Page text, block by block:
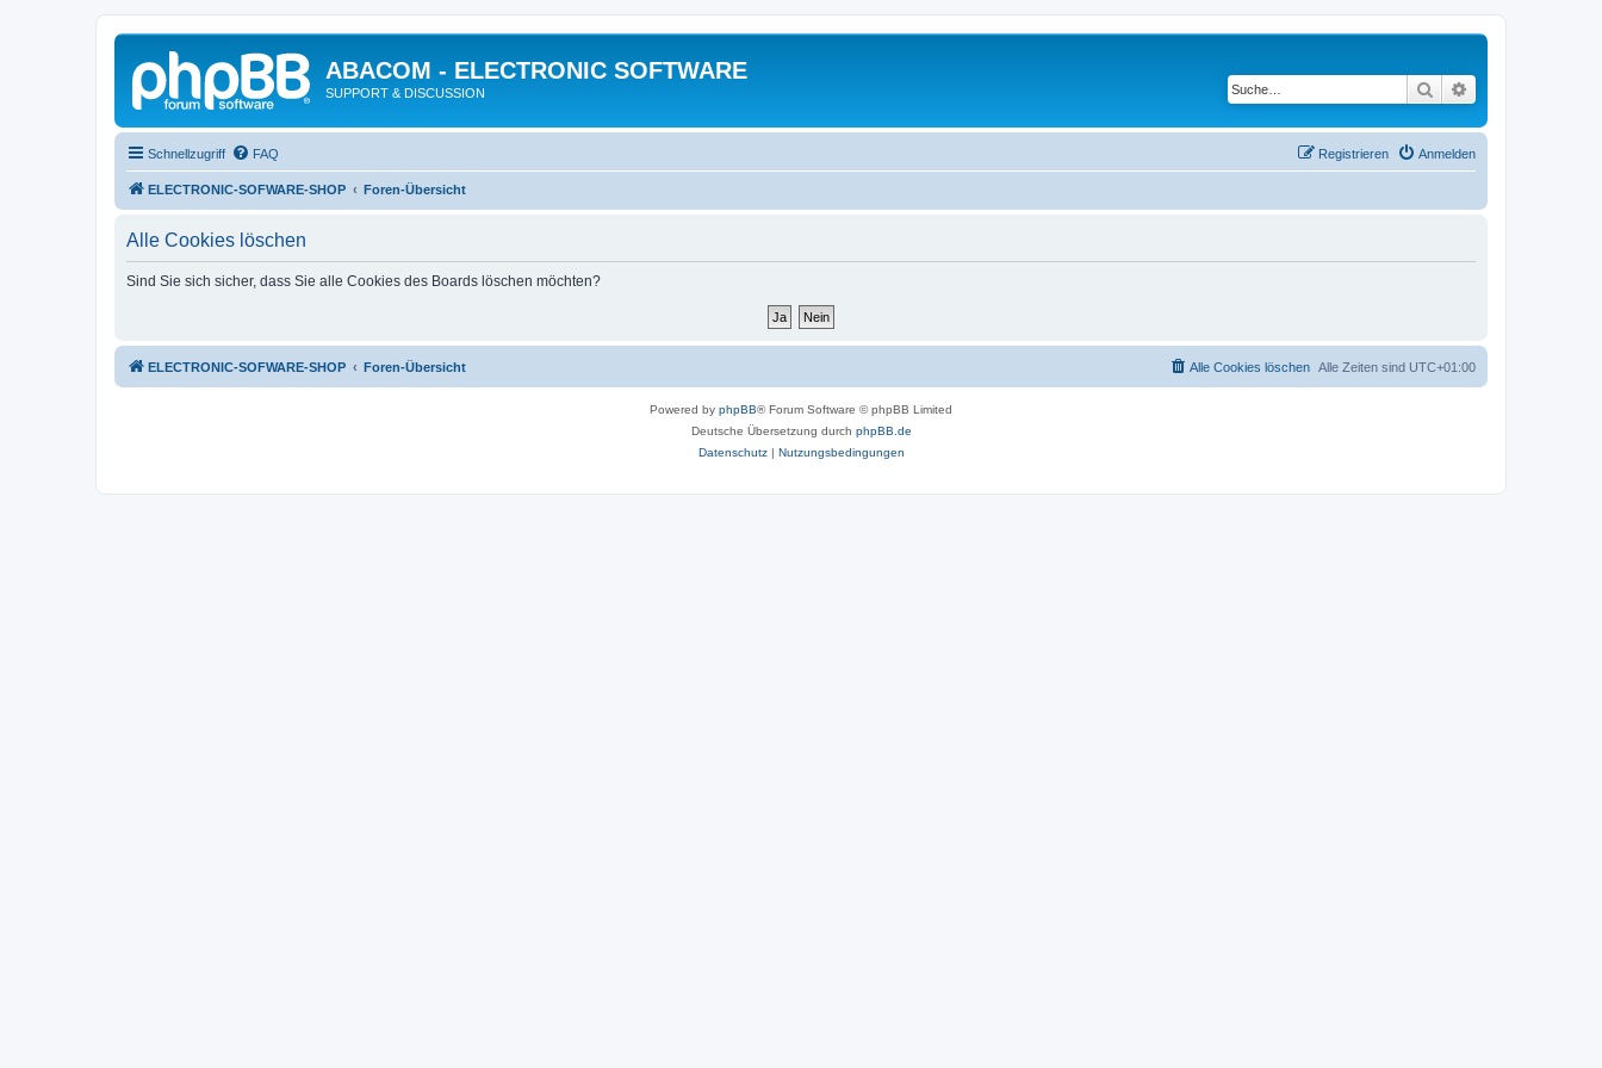
ABACOM - ELECTRONIC SOFTWARE
SUPPORT & DISCUSSION Suche
Schnellzugriff FAQ Anmelden
Registrieren
ELECTRONIC-SOFWARE-SHOP Foren-Übersicht
Alle Cookies löschen
Sind Sie sich sicher, dass Sie alle Cookies des Boards löschen möchten?
ELECTRONIC-SOFWARE-SHOP Foren-Übersicht Alle Zeiten sind UTC+01:00
Alle Cookies löschen
Powered by phpBB® Forum Software © phpBB Limited
Deutsche Übersetzung durch phpBB.de
Datenschutz| Nutzungsbedingungen